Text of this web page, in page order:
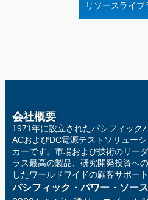
リソースライブ
会社概要
1971年に設立されたパシフィック
ACおよびDC電源テストソリュー
カーです。市場および技術のリー
ラス最高の製品、研究開発投資へ
したワールドワイドの顧客サポー
パシフィック・パワー・ソー